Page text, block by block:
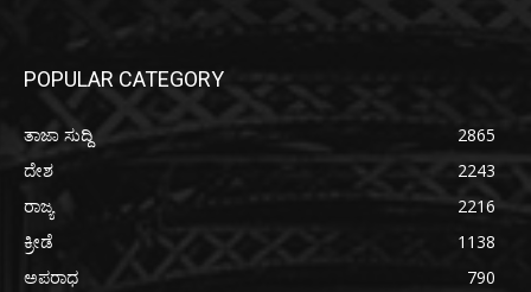
POPULAR CATEGORY
ತಾಜಾ ಸುದ್ದಿ
2865
ದೇಶ
2243
ರಾಜ್ಯ
2216
ಕ್ರೀಡೆ
1138
ಅಪರಾಧ
790